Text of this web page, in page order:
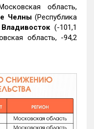
область,
Челны(Республика
Владивосток(-101,1
область, -94,2